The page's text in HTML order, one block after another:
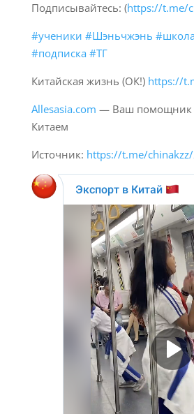
Подписывайтесь: (https://t.me/
#ученики #Шэньчжэнь #школа
#подписка #ТГ
Китайская жизнь (ОК!) https://
Allesasia.com — Ваш помощник
Китаем
Источник: https://t.me/